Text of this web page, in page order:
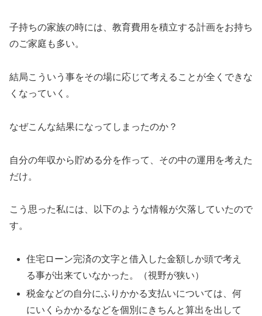
子持ちの家族の時には、教育費用を積立する計画をお持ち
のご家庭も多い。
結局こういう事をその場に応じて考えることが全くできな
くなっていく。
なぜこんな結果になってしまったのか？
自分の年収から貯める分を作って、その中の運用を考えた
だけ。
こう思った私には、以下のような情報が欠落していたので
す。
住宅ローン完済の文字と借入した金額しか頭で考え
る事が出来ていなかった。（視野が狭い）
税金などの自分にふりかかる支払いについては、何
にいくらかかるなどを個別にきちんと算出を出して